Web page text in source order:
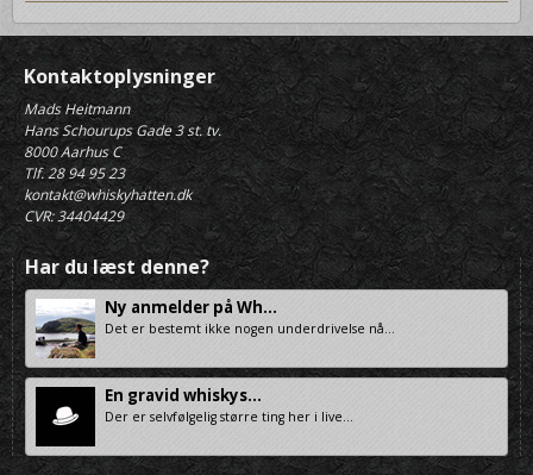
Kontaktoplysninger
Mads Heitmann
Hans Schourups Gade 3 st. tv.
8000 Aarhus C
Tlf. 28 94 95 23
kontakt@whiskyhatten.dk
CVR: 34404429
Har du læst denne?
Ny anmelder på Wh...
Det er bestemt ikke nogen underdrivelse nå...
En gravid whiskys...
Der er selvfølgelig større ting her i live...